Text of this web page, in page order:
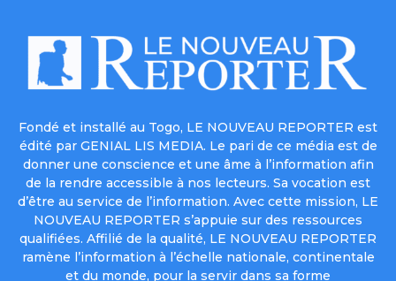
Fondé et installé au Togo, LE NOUVEAU REPORTER est
édité par GENIAL LIS MEDIA. Le pari de ce média est de
donner une conscience et une âme à l’information afin
de la rendre accessible à nos lecteurs. Sa vocation est
d’être au service de l’information. Avec cette mission, LE
NOUVEAU REPORTER s’appuie sur des ressources
qualifiées. Affilié de la qualité, LE NOUVEAU REPORTER
ramène l’information à l’échelle nationale, continentale
et du monde, pour la servir dans sa forme